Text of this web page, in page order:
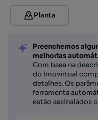
Planta
Preenchemos
melhorias
Com base na
do Imovirtual
detalhes. Os
ferramenta
estão assinalados